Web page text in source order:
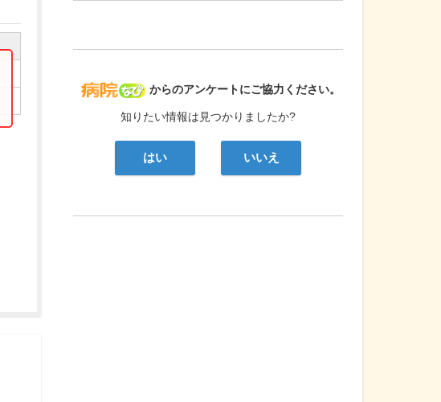
病院なび
からのアンケートにご協力ください。
知りたい情報は見つかりましたか?
はい いいえ